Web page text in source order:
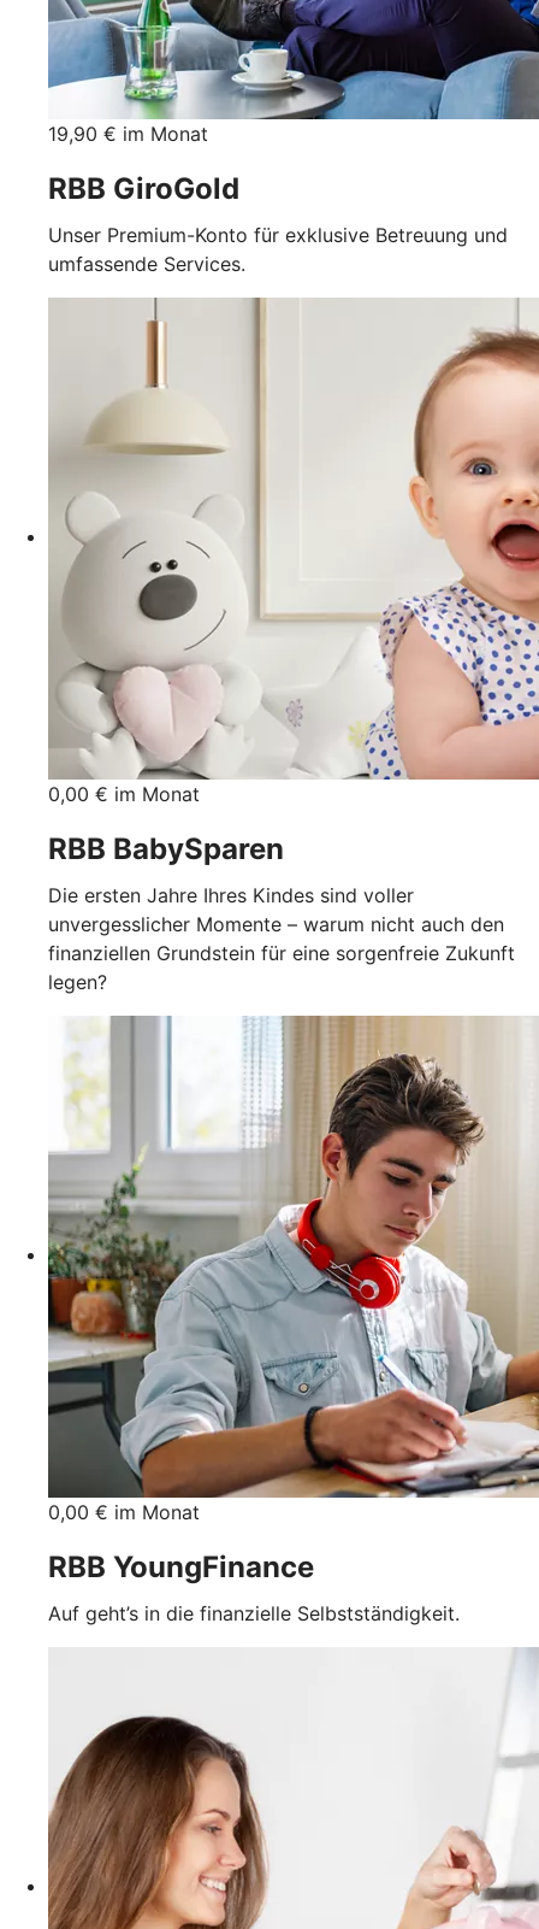
19,90 € im Monat
RBB GiroGold
Unser Premium-Konto für exklusive Betreuung und
umfassende Services.
0,00 € im Monat
RBB BabySparen
Die ersten Jahre Ihres Kindes sind voller
unvergesslicher Momente – warum nicht auch den
finanziellen Grundstein für eine sorgenfreie Zukunft
legen?
0,00 € im Monat
RBB YoungFinance
Auf geht’s in die finanzielle Selbstständigkeit.